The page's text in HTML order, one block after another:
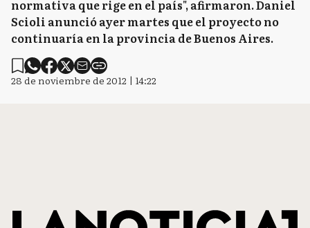
normativa que rige en el país", afirmaron. Daniel
Scioli anunció ayer martes que el proyecto no
continuaría en la provincia de Buenos Aires.
28 de noviembre de 2012 | 14:22